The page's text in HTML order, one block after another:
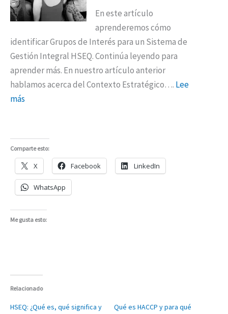
En este artículo
aprenderemos cómo
identificar Grupos de Interés para un Sistema de
Gestión Integral HSEQ. Continúa leyendo para
aprender más. En nuestro artículo anterior
hablamos acerca del Contexto Estratégico…. Lee
más
Comparte esto:
X Facebook LinkedIn
WhatsApp
Me gusta esto:
Relacionado
HSEQ: ¿Qué es, qué significa y
Qué es HACCP y para qué